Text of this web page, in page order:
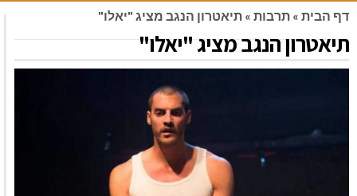
דף הבית » תרבות » תיאטרון הנגב מציג "יאלו"
תיאטרון הנגב מציג "יאלו"